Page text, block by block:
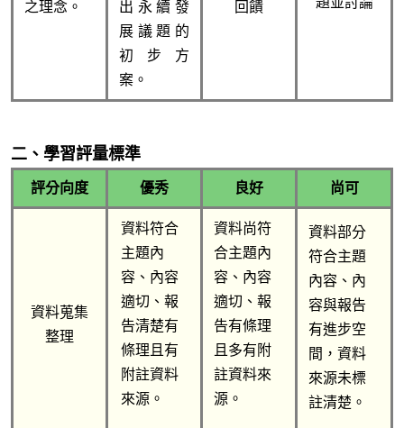
之理念。
出永續發
展議題的
初步方
案。
回饋
二、學習評量標準
評分向度 優秀 良好 尚可
資料蒐集
整理
資料符合
主題內
容、內容
適切、報
告清楚有
條理且有
附註資料
來源。
資料尚符
合主題內
容、內容
適切、報
告有條理
且多有附
註資料來
源。
資料部分
符合主題
內容、內
容與報告
有進步空
間，資料
來源未標
註清楚。